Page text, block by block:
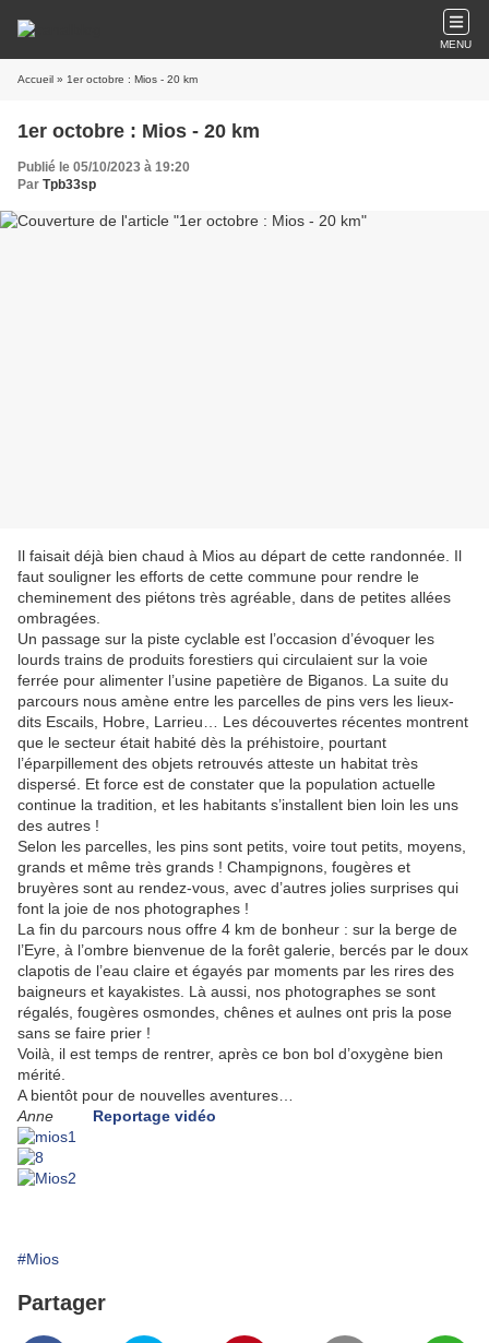
MENU
Accueil » 1er octobre : Mios - 20 km
1er octobre : Mios - 20 km
Publié le 05/10/2023 à 19:20
Par Tpb33sp
Il faisait déjà bien chaud à Mios au départ de cette randonnée. Il
faut souligner les efforts de cette commune pour rendre le
cheminement des piétons très agréable, dans de petites allées
ombragées.
Un passage sur la piste cyclable est l’occasion d’évoquer les
lourds trains de produits forestiers qui circulaient sur la voie
ferrée pour alimenter l’usine papetière de Biganos. La suite du
parcours nous amène entre les parcelles de pins vers les lieux-
dits Escails, Hobre, Larrieu… Les découvertes récentes montrent
que le secteur était habité dès la préhistoire, pourtant
l’éparpillement des objets retrouvés atteste un habitat très
dispersé. Et force est de constater que la population actuelle
continue la tradition, et les habitants s’installent bien loin les uns
des autres !
Selon les parcelles, les pins sont petits, voire tout petits, moyens,
grands et même très grands ! Champignons, fougères et
bruyères sont au rendez-vous, avec d’autres jolies surprises qui
font la joie de nos photographes !
La fin du parcours nous offre 4 km de bonheur : sur la berge de
l’Eyre, à l’ombre bienvenue de la forêt galerie, bercés par le doux
clapotis de l’eau claire et égayés par moments par les rires des
baigneurs et kayakistes. Là aussi, nos photographes se sont
régalés, fougères osmondes, chênes et aulnes ont pris la pose
sans se faire prier !
Voilà, il est temps de rentrer, après ce bon bol d’oxygène bien
mérité.
A bientôt pour de nouvelles aventures…
Anne Reportage vidéo
#Mios
Partager